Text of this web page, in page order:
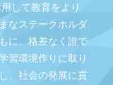
して教育をより
なステークホルダ
に、格差なく誰で
習環境作りに取り
、社会の発展に貢